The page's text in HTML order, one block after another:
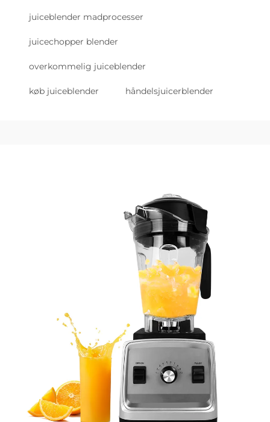
juiceblender madprocesser
juicechopper blender
overkommelig juiceblender
køb juiceblender håndelsjuicerblender